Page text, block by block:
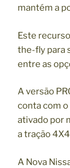
mantém a
Este
the-fly para
entre as
A versão
conta com
ativado por
a tração
A Nova